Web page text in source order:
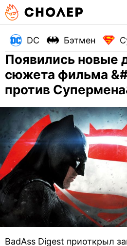
DC Бэтмен
Появились новые
сюжета фильма
против
BadAss Digest приоткрыл